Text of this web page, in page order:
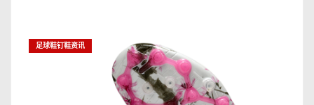
足球鞋钉鞋资讯